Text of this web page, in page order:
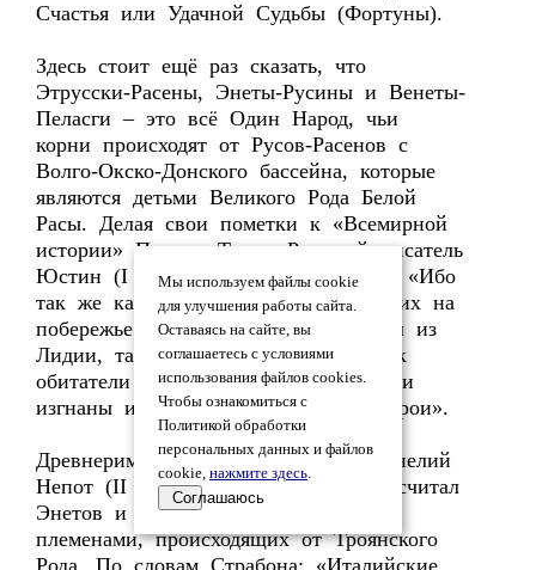
Счастья или Удачной Судьбы (Фортуны).
Здесь стоит ещё раз сказать, что
Этрусски-Расены, Энеты-Русины и Венеты-
Пеласги – это всё Один Народ, чьи
корни происходят от Русов-Расенов с
Волго-Окско-Донского бассейна, которые
являются детьми Великого Рода Белой
Расы. Делая свои пометки к «Всемирной
истории» Помпея Трога, Римский писатель
Юстин (I век до нашей эры) писал: «Ибо
так же как народ Этруссков, живущих на
побережье Тосканского моря, пришел из
Лидии, так и Венеты, известные как
обитатели Адриатического моря, были
изгнаны из захваченной Атенором Трои».
Древнеримский историк и поэт Корнелий
Непот (II век до нашей эры) тоже считал
Энетов и Венетов родственными
племенами, происходящих от Троянского
Рода. По словам Страбона: «Италийские
Мы используем файлы cookie
для улучшения работы сайта.
Оставаясь на сайте, вы
соглашаетесь с условиями
использования файлов cookies.
Чтобы ознакомиться с
Политикой обработки
персональных данных и файлов
cookie, нажмите здесь.
Соглашаюсь